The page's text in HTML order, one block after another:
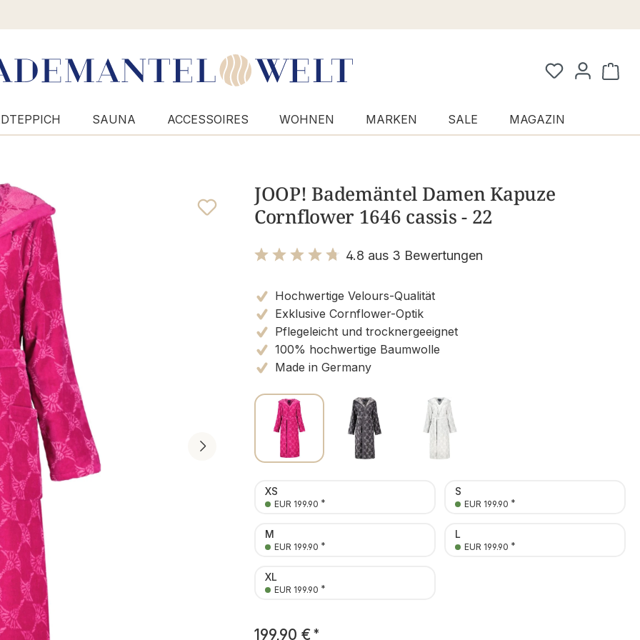
SAUNA ACCESSOIRES WOHNEN MARKEN SALE MAGAZIN
JOOP! Bademäntel Damen Kapuze
Cornflower 1646 cassis - 22
4.8 aus 3 Bewertungen
Hochwertige Velours-Qualität
Exklusive Cornflower-Optik
Pflegeleicht und trocknergeeignet
100% hochwertige Baumwolle
Made in Germany
XS
EUR 199.90 *
S
EUR 199.90 *
M
EUR 199.90 *
L
EUR 199.90 *
XL
EUR 199.90 *
199,90 € *